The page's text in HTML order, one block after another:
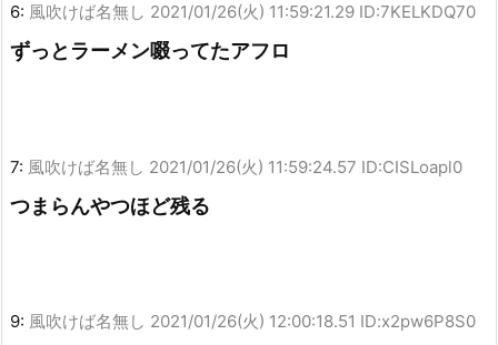
6: 風吹けば名無し 2021/01/26(火) 11:59:21.29 ID:7KELKDQ70
ずっとラーメン啜ってたアフロ
7: 風吹けば名無し 2021/01/26(火) 11:59:24.57 ID:CISLoapl0
つまらんやつほど残る
9: 風吹けば名無し 2021/01/26(火) 12:00:18.51 ID:x2pw6P8S0